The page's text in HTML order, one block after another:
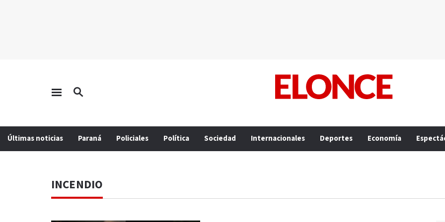
Últimas noticias Paraná Policiales Política Sociedad Internacionales Deportes Economía
INCENDIO